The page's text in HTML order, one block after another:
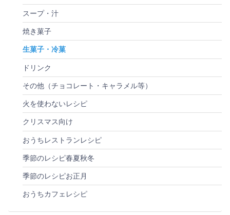
スープ・汁
焼き菓子
生菓子・冷菓
ドリンク
その他（チョコレート・キャラメル等）
火を使わないレシピ
クリスマス向け
おうちレストランレシピ
季節のレシピ春夏秋冬
季節のレシピお正月
おうちカフェレシピ